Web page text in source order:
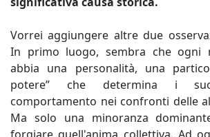
Vorrei aggiungere altre due
In primo luogo, sembra che ogni
abbia una personalità, una
potere” che determina i
comportamento nei confronti delle
Ma solo una minoranza